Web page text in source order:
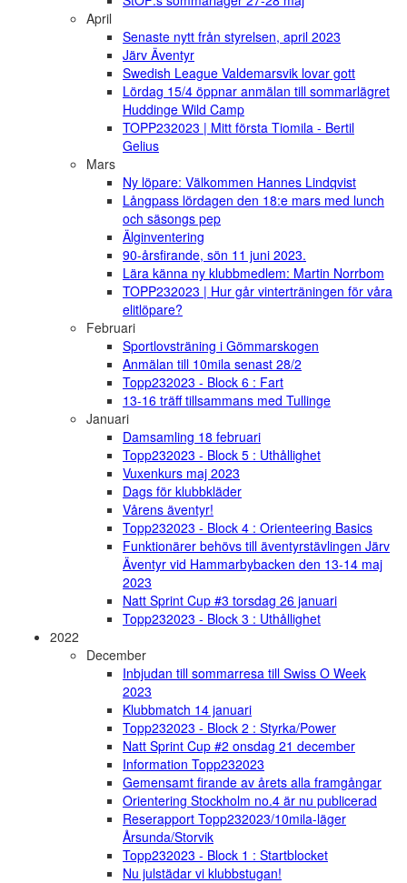
April
Senaste nytt från styrelsen, april 2023
Järv Äventyr
Swedish League Valdemarsvik lovar gott
Lördag 15/4 öppnar anmälan till sommarlägret
Huddinge Wild Camp
TOPP232023 | Mitt första Tiomila - Bertil
Gelius
Mars
Ny löpare: Välkommen Hannes Lindqvist
Långpass lördagen den 18:e mars med lunch
och säsongs pep
Älginventering
90-årsfirande, sön 11 juni 2023.
Lära känna ny klubbmedlem: Martin Norrbom
TOPP232023 | Hur går vinterträningen för våra
elitlöpare?
Februari
Sportlovsträning i Gömmarskogen
Anmälan till 10mila senast 28/2
Topp232023 - Block 6 : Fart
13-16 träff tillsammans med Tullinge
Januari
Damsamling 18 februari
Topp232023 - Block 5 : Uthållighet
Vuxenkurs maj 2023
Dags för klubbkläder
Vårens äventyr!
Topp232023 - Block 4 : Orienteering Basics
Funktionärer behövs till äventyrstävlingen Järv
Äventyr vid Hammarbybacken den 13-14 maj
2023
Natt Sprint Cup #3 torsdag 26 januari
Topp232023 - Block 3 : Uthållighet
2022
December
Inbjudan till sommarresa till Swiss O Week
2023
Klubbmatch 14 januari
Topp232023 - Block 2 : Styrka/Power
Natt Sprint Cup #2 onsdag 21 december
Information Topp232023
Gemensamt firande av årets alla framgångar
Orientering Stockholm no.4 är nu publicerad
Reserapport Topp232023/10mila-läger
Årsunda/Storvik
Topp232023 - Block 1 : Startblocket
Nu julstädar vi klubbstugan!